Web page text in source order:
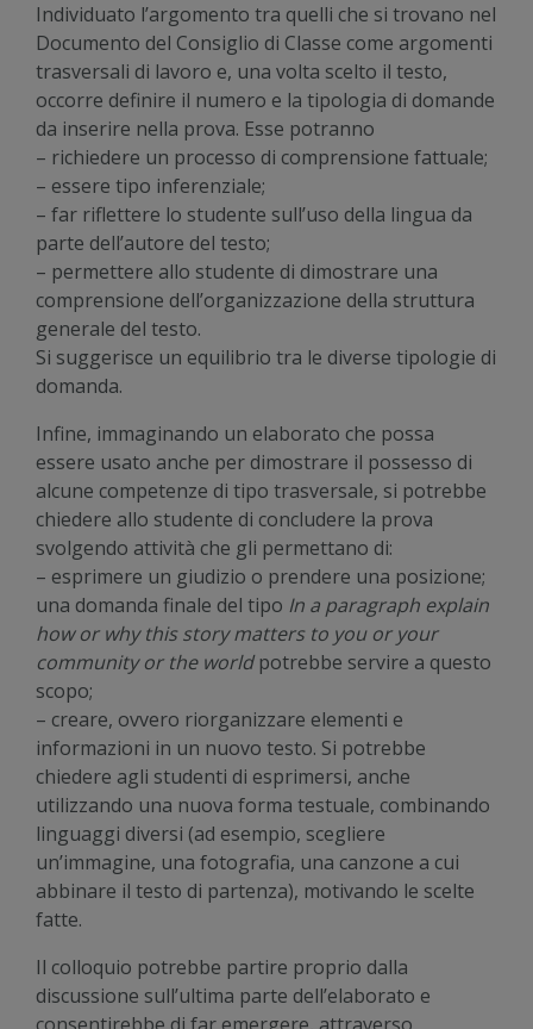
Individuato l’argomento tra quelli che si trovano nel
Documento del Consiglio di Classe come argomenti
trasversali di lavoro e, una volta scelto il testo,
occorre definire il numero e la tipologia di domande
da inserire nella prova. Esse potranno
– richiedere un processo di comprensione fattuale;
– essere tipo inferenziale;
– far riflettere lo studente sull’uso della lingua da
parte dell’autore del testo;
– permettere allo studente di dimostrare una
comprensione dell’organizzazione della struttura
generale del testo.
Si suggerisce un equilibrio tra le diverse tipologie di
domanda.
Infine, immaginando un elaborato che possa
essere usato anche per dimostrare il possesso di
alcune competenze di tipo trasversale, si potrebbe
chiedere allo studente di concludere la prova
svolgendo attività che gli permettano di:
– esprimere un giudizio o prendere una posizione;
una domanda finale del tipo In a paragraph explain
how or why this story matters to you or your
community or the worldpotrebbe servire a questo
scopo;
– creare, ovvero riorganizzare elementi e
informazioni in un nuovo testo. Si potrebbe
chiedere agli studenti di esprimersi, anche
utilizzando una nuova forma testuale, combinando
linguaggi diversi (ad esempio, scegliere
un’immagine, una fotografia, una canzone a cui
abbinare il testo di partenza), motivando le scelte
fatte.
Il colloquio potrebbe partire proprio dalla
discussione sull’ultima parte dell’elaborato e